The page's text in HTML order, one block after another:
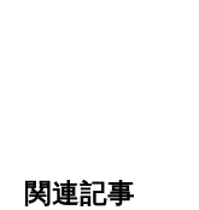
関連記事